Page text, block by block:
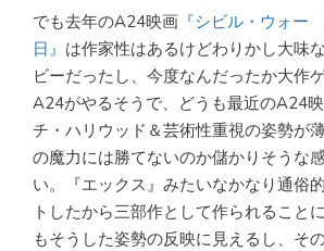
でも去年のA24映画 『シビル・ウォ
日』 は作家性はあるけどわりかし大味
ビーだったし、今度なんだったか大作
A24がやるそうで、どうも最近のA24
チ・ハリウッド＆芸術性重視の姿勢が
の魔力には勝てないのか儲かりそうな
い。『エックス』みたいなかなり通俗
トしたから三部作として作られること
もそうした姿勢の反映に見えるし、そ